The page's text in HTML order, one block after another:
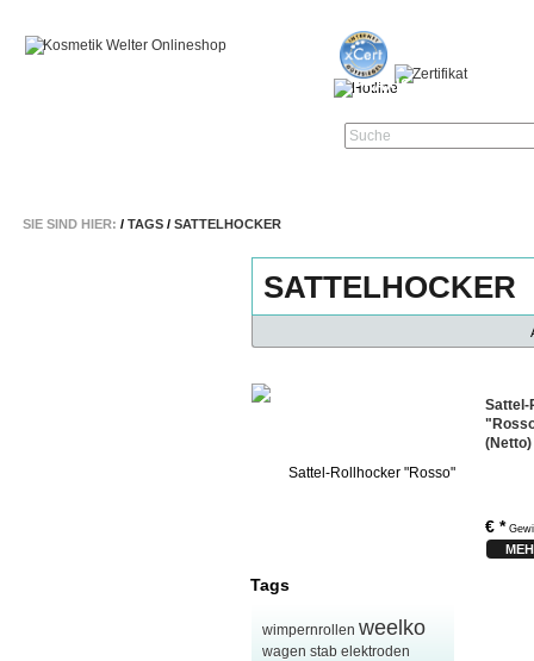
PRAXIS-HYGIENE
Suche
SIE SIND HIER: /TAGS /SATTELHOCKER
SATTELHOCKER
Sattel-
€*
Tags
wimpernrollen weelko
wagen stab elektroden